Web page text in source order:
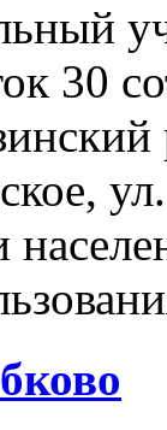
30